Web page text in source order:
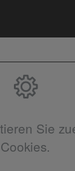
Sie
Cookies.